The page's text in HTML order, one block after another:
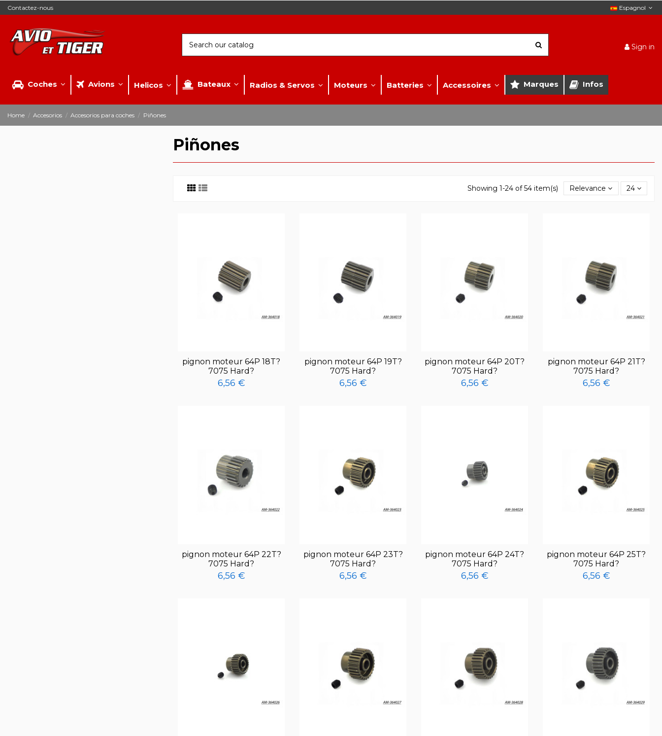
Contactez-nous Espagnol
Sign in
Coches Avions Helicos Bateaux Radios & Servos Moteurs Batteries Accessoires Marques Infos
Home Accesorios Accesorios para coches Piñones
Piñones
Showing 1-24 of 54 item(s) Relevance 24
pignon moteur 64P 18T?
7075 Hard?
6,56 €
pignon moteur 64P 19T?
7075 Hard?
6,56 €
pignon moteur 64P 20T?
7075 Hard?
6,56 €
pignon moteur 64P 21T?
7075 Hard?
6,56 €
pignon moteur 64P 22T?
7075 Hard?
6,56 €
pignon moteur 64P 23T?
7075 Hard?
6,56 €
pignon moteur 64P 24T?
7075 Hard?
6,56 €
pignon moteur 64P 25T?
7075 Hard?
6,56 €